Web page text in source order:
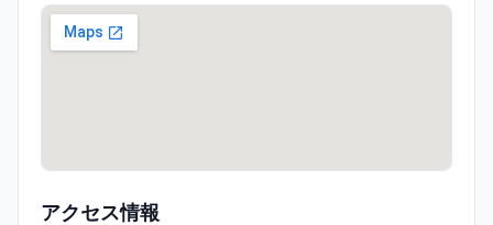
アクセス情報